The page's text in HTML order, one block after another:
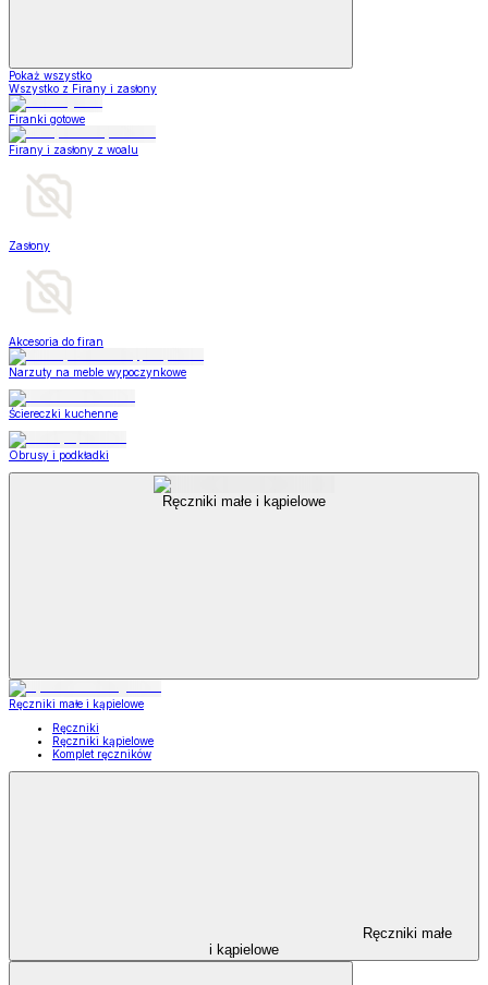
Pokaż wszystko
Wszystko z Firany i zasłony
Firanki gotowe
Firany i zasłony z woalu
Zasłony
Akcesoria do firan
Narzuty na meble wypoczynkowe
Ściereczki kuchenne
Obrusy i podkładki
Ręczniki małe i kąpielowe
Ręczniki małe i kąpielowe
Ręczniki
Ręczniki kąpielowe
Komplet ręczników
Ręczniki małe
i kąpielowe